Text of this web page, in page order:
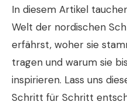
In diesem Artikel
Welt der nordischen
erfährst, woher sie
tragen und warum sie
inspirieren. Lass uns
Schritt für Schritt